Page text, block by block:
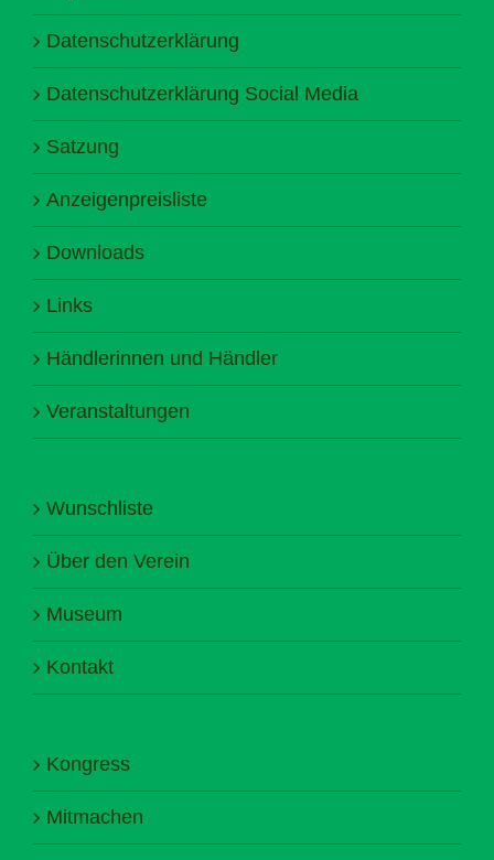
Datenschutzerklärung
Datenschutzerklärung Social Media
Satzung
Anzeigenpreisliste
Downloads
Links
Händlerinnen und Händler
Veranstaltungen
Wunschliste
Über den Verein
Museum
Kontakt
Kongress
Mitmachen